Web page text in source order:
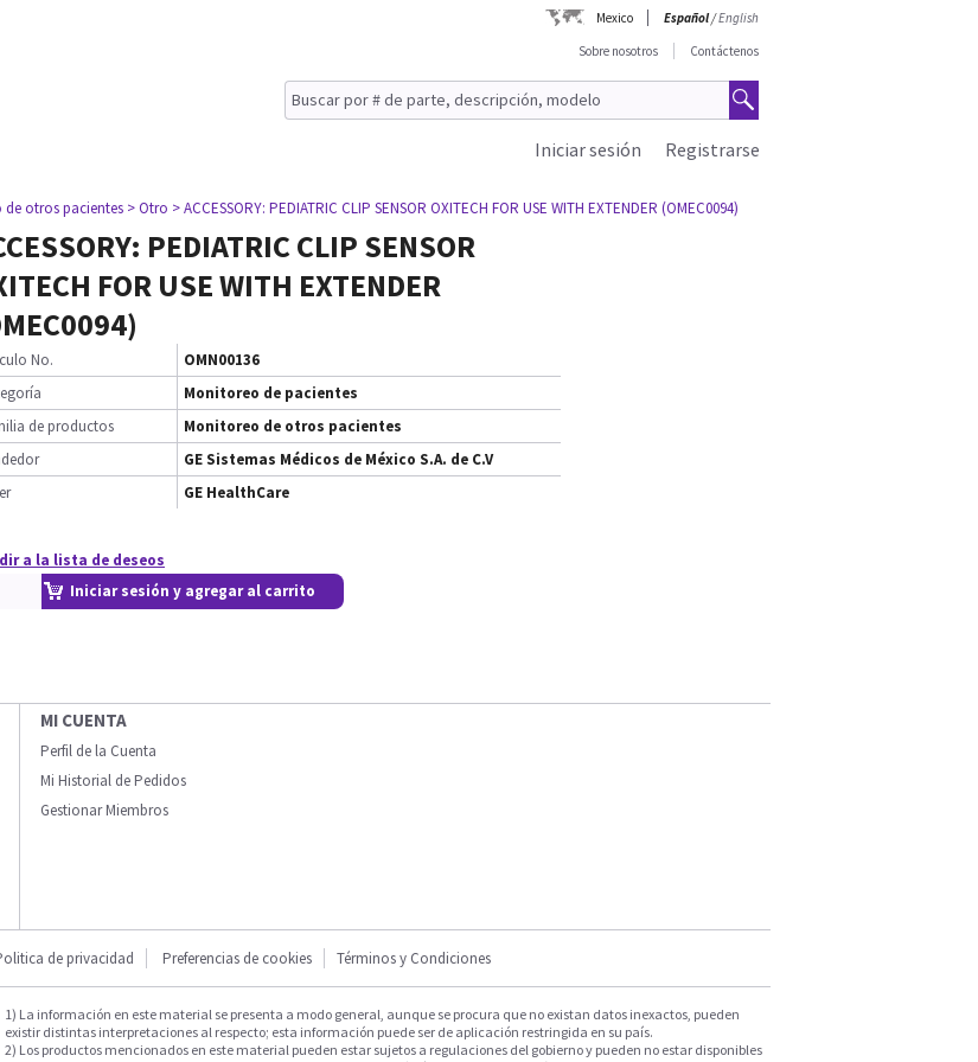
Mexico Español/English
Sobre nosotros
Contáctenos
Registrarse
Iniciar sesión
de otros pacientes > Otro > ACCESSORY: PEDIATRIC CLIP SENSOR OXITECH FOR USE WITH EXTENDER (OMEC0094)
PEDIATRIC CLIP SENSOR
FOR USE WITH EXTENDER
No.
OMN00136
Monitoreo de pacientes
de productos
Monitoreo de otros pacientes
GE Sistemas Médicos de México S.A. de C.V
GE HealthCare
a la lista de deseos
Iniciar sesión y agregar al carrito
MI CUENTA
Perfil de la Cuenta
Mi Historial de Pedidos
Gestionar Miembros
de privacidad Preferencias de cookies Términos y Condiciones
1) La información en este material se presenta a modo general, aunque se procura que no existan datos inexactos, pueden
existir distintas interpretaciones al respecto; esta información puede ser de aplicación restringida en su país.
2) Los productos mencionados en este material pueden estar sujetos a regulaciones del gobierno y pueden no estar disponibles